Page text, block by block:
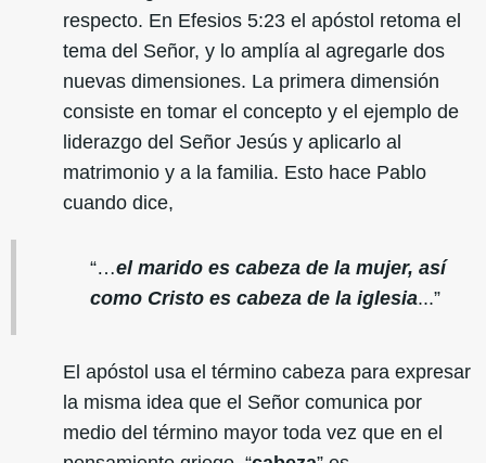
respecto. En Efesios 5:23 el apóstol retoma el
tema del Señor, y lo amplía al agregarle dos
nuevas dimensiones. La primera dimensión
consiste en tomar el concepto y el ejemplo de
liderazgo del Señor Jesús y aplicarlo al
matrimonio y a la familia. Esto hace Pablo
cuando dice,
“…el marido es cabeza de la mujer, así
como Cristo es cabeza de la iglesia...”
El apóstol usa el término cabeza para expresar
la misma idea que el Señor comunica por
medio del término mayor toda vez que en el